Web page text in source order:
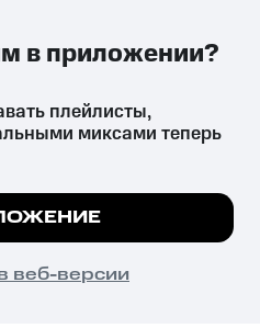
причиняет вред здоровью,
и влечёт установленную
на сайте все
плейлисты,
миксами теперь
веб-версии